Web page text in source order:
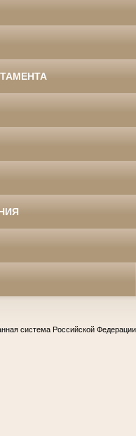
система Российской